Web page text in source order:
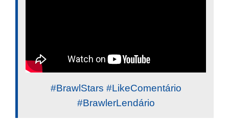
#BrawlStars #LikeComentário
#BrawlerLendário